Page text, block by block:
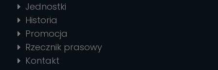
Jednostki
Historia
Promocja
Rzecznik prasowy
Kontakt